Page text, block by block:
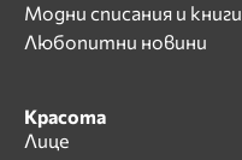
Модни списания и книги
Любопитни новини
Красота
Лице